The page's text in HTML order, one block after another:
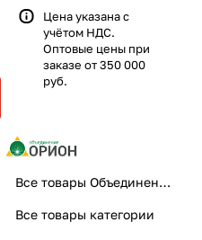
Цена указана с
учётом НДС.
Оптовые цены при
заказе от 350 000
руб.
Все товары Объединение Орион
Все товары категории